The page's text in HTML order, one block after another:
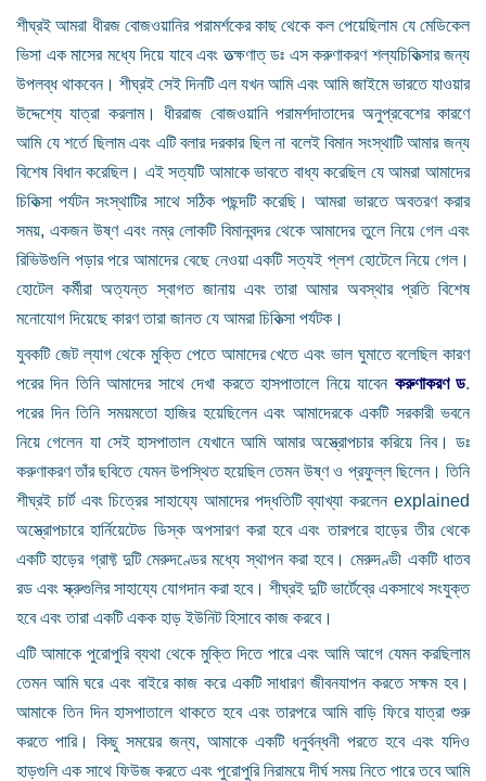
শীঘ্রই আমরা ধীরজ বোজওয়ানির পরামর্শকের কাছ থেকে কল পেয়েছিলাম যে মেডিকেল
ভিসা এক মাসের মধ্যে দিয়ে যাবে এবং তত্ক্ষণাত্ ডঃ এস করুণাকরণ শল্যচিকিত্সার জন্য
উপলব্ধ থাকবেন। শীঘ্রই সেই দিনটি এল যখন আমি এবং আমি জাইমে ভারতে যাওয়ার
উদ্দেশ্যে যাত্রা করলাম। ধীররাজ বোজওয়ানি পরামর্শদাতাদের অনুপ্রবেশের কারণে
আমি যে শর্তে ছিলাম এবং এটি বলার দরকার ছিল না বলেই বিমান সংস্থাটি আমার জন্য
বিশেষ বিধান করেছিল। এই সত্যটি আমাকে ভাবতে বাধ্য করেছিল যে আমরা আমাদের
চিকিত্সা পর্যটন সংস্থাটির সাথে সঠিক পছন্দটি করেছি। আমরা ভারতে অবতরণ করার
সময়, একজন উষ্ণ এবং নম্র লোকটি বিমানবন্দর থেকে আমাদের তুলে নিয়ে গেল এবং
রিভিউগুলি পড়ার পরে আমাদের বেছে নেওয়া একটি সত্যই প্লশ হোটেলে নিয়ে গেল।
হোটেল কর্মীরা অত্যন্ত স্বাগত জানায় এবং তারা আমার অবস্থার প্রতি বিশেষ
মনোযোগ দিয়েছে কারণ তারা জানত যে আমরা চিকিত্সা পর্যটক।
যুবকটি জেট ল্যাগ থেকে মুক্তি পেতে আমাদের খেতে এবং ভাল ঘুমাতে বলেছিল কারণ
পরের দিন তিনি আমাদের সাথে দেখা করতে হাসপাতালে নিয়ে যাবেন করুণাকরণ ড.
পরের দিন তিনি সময়মতো হাজির হয়েছিলেন এবং আমাদেরকে একটি সরকারী ভবনে
নিয়ে গেলেন যা সেই হাসপাতাল যেখানে আমি আমার অস্ত্রোপচার করিয়ে নিব। ডঃ
করুণাকরণ তাঁর ছবিতে যেমন উপস্থিত হয়েছিল তেমন উষ্ণ ও প্রফুল্ল ছিলেন। তিনি
শীঘ্রই চার্ট এবং চিত্রের সাহায্যে আমাদের পদ্ধতিটি ব্যাখ্যা করলেন explained
অস্ত্রোপচারে হার্নিয়েটেড ডিস্ক অপসারণ করা হবে এবং তারপরে হাড়ের তীর থেকে
একটি হাড়ের গ্রাফ্ট দুটি মেরুদণ্ডের মধ্যে স্থাপন করা হবে। মেরুদণ্ডী একটি ধাতব
রড এবং স্ক্রুগুলির সাহায্যে যোগদান করা হবে। শীঘ্রই দুটি ভার্টেব্রে একসাথে সংযুক্ত
হবে এবং তারা একটি একক হাড় ইউনিট হিসাবে কাজ করবে।
এটি আমাকে পুরোপুরি ব্যথা থেকে মুক্তি দিতে পারে এবং আমি আগে যেমন করছিলাম
তেমন আমি ঘরে এবং বাইরে কাজ করে একটি সাধারণ জীবনযাপন করতে সক্ষম হব।
আমাকে তিন দিন হাসপাতালে থাকতে হবে এবং তারপরে আমি বাড়ি ফিরে যাত্রা শুরু
করতে পারি। কিছু সময়ের জন্য, আমাকে একটি ধনুর্বন্ধনী পরতে হবে এবং যদিও
হাড়গুলি এক সাথে ফিউজ করতে এবং পুরোপুরি নিরাময়ে দীর্ঘ সময় নিতে পারে তবে আমি